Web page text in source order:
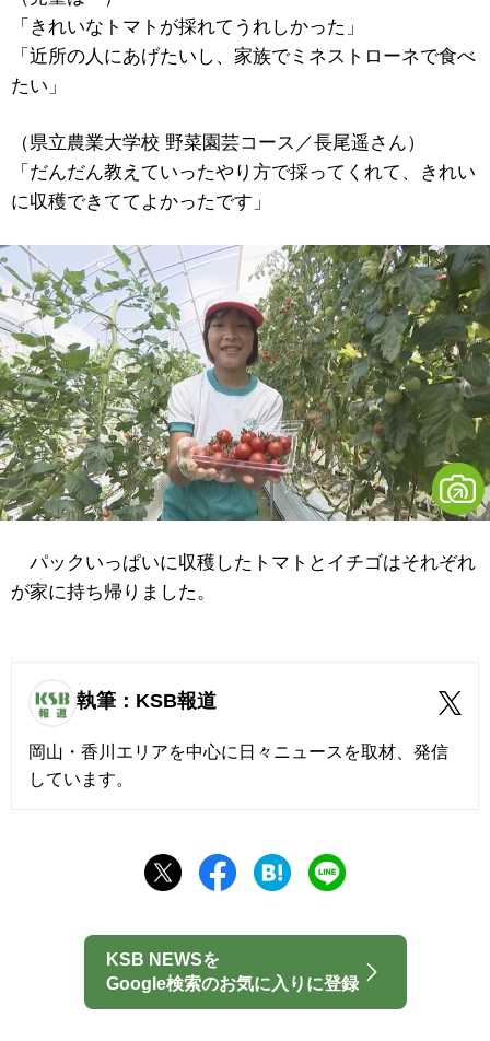
「きれいなトマトが採れてうれしかった」
「近所の人にあげたいし、家族でミネストローネで食べ
たい」
（県立農業大学校 野菜園芸コース／長尾遥さん）
「だんだん教えていったやり方で採ってくれて、きれい
に収穫できててよかったです」
パックいっぱいに収穫したトマトとイチゴはそれぞれ
が家に持ち帰りました。
執筆：KSB報道
岡山・香川エリアを中心に日々ニュースを取材、発信
しています。
KSB NEWSを
Google検索のお気に入りに登録